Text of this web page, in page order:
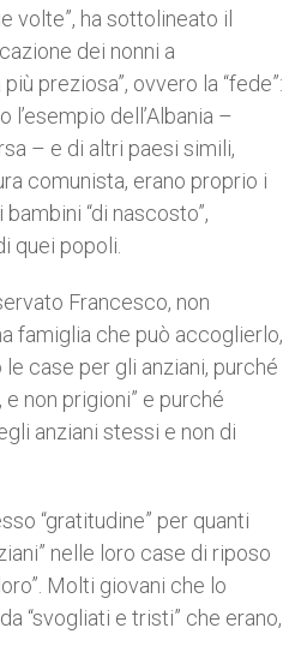
volte”, ha sottolineato il
dei nonni a
preziosa”, ovvero la “fede”:
dell’Albania –
– e di altri paesi simili,
comunista, erano proprio i
“di nascosto”,
quei popoli.
Francesco, non
famiglia che può accoglierlo,
case per gli anziani, purché
non prigioni” e purché
anziani stessi e non di
“gratitudine” per quanti
nelle loro case di riposo
Molti giovani che lo
“svogliati e tristi” che erano,